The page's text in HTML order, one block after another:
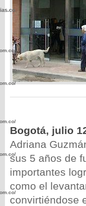
Bogotá, julio
Adriana
sus 5 años de
importantes
como el
convirtiéndose
wp-
wp-
wp-
wp-
wp-
wp-